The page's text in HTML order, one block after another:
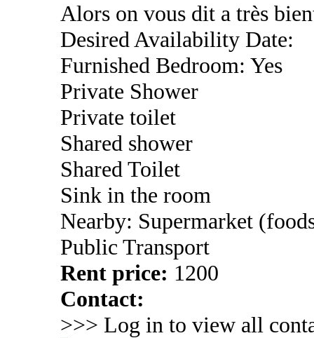
Alors on vous dit a très
Desired Availability Date:
Furnished Bedroom: Yes
Private Shower
Private toilet
Shared shower
Shared Toilet
Sink in the room
Nearby: Supermarket
Public Transport
Rent price: 1200
Contact:
>>> Log in to view all